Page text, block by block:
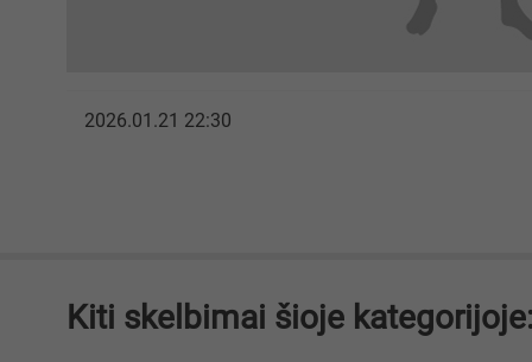
2026.01.21 22:30
Kiti skelbimai šioje kategorijoje: